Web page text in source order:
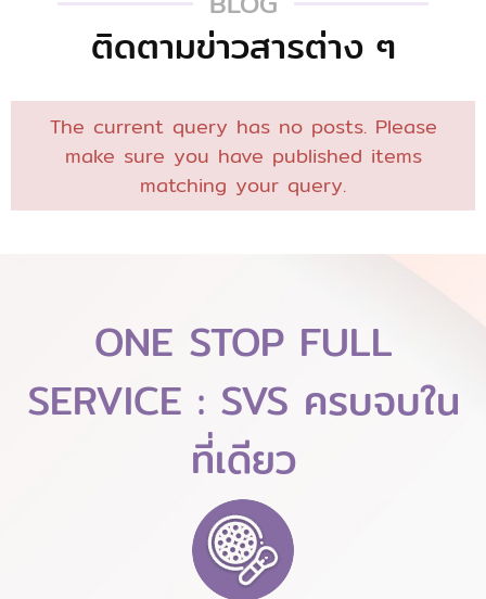
ติดตามข่าวสารต่าง ๆ
The current query has no posts. Please
make sure you have published items
matching your query.
ONE STOP FULL
SERVICE : SVS ครบจบใน
ที่เดียว